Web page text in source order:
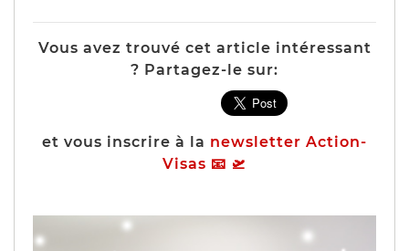
Vous avez trouvé cet article intéressant
? Partagez-le sur:
et vous inscrire à la newsletter Action-
Visas 📧 🛫